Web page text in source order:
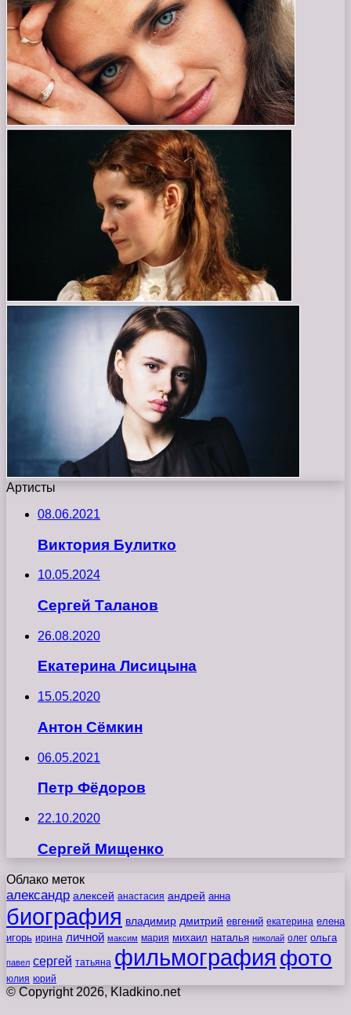
Артисты
08.06.2021
Виктория Булитко
10.05.2024
Сергей Таланов
26.08.2020
Екатерина Лисицына
15.05.2020
Антон Сёмкин
06.05.2021
Петр Фёдоров
22.10.2020
Сергей Мищенко
Облако меток
александр алексей анастасия андрей анна
биография владимир дмитрий евгений екатерина елена
игорь ирина личной максим мария михаил наталья николай олег ольга
павел сергей татьяна фильмография фото
юлия юрий
© Copyright 2026, Kladkino.net